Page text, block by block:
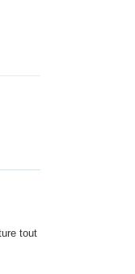
tout